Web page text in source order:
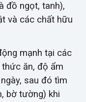
đồ ngọt, tanh),
và các chất hữu
mạnh tại các
ăn, độ ẩm
sau đó tìm
bờ tường) khi